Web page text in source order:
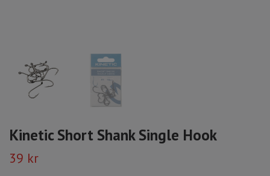
Kinetic Short Shank Single Hook
39 kr